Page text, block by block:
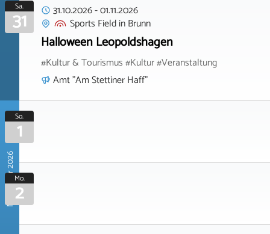
Sa.
31 31.10.2026-01.11.2026
Sports FieldinBrunn
Halloween Leopoldshagen
#Kultur & Tourismus #Kultur #Veranstaltung
Amt "Am Stettiner Haff"
November 2026
So.
1
Mo.
2